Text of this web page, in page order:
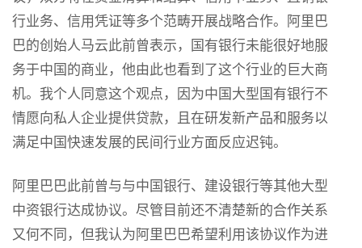
行业务、信用凭证等多个范畴开展战略合作。阿里巴
巴的创始人马云此前曾表示，国有银行未能很好地服
务于中国的商业，他由此也看到了这个行业的巨大商
机。我个人同意这个观点，因为中国大型国有银行不
情愿向私人企业提供贷款，且在研发新产品和服务以
满足中国快速发展的民间行业方面反应迟钝。
阿里巴巴此前曾与与中国银行、建设银行等其他大型
中资银行达成协议。尽管目前还不清楚新的合作关系
又何不同，但我认为阿里巴巴希望利用该协议作为进